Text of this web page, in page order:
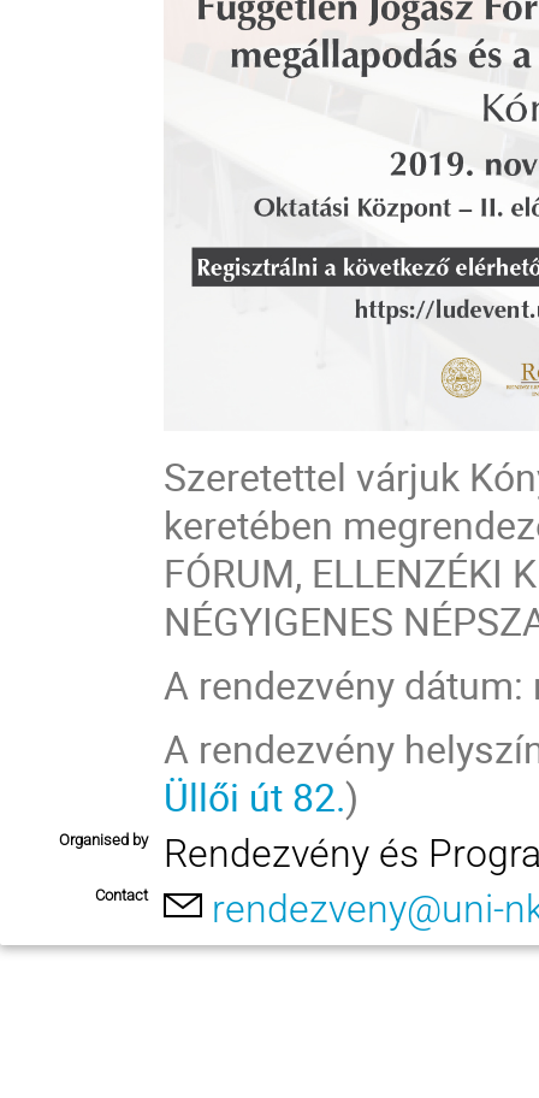
Szeretettel várjuk
keretében
FÓRUM, ELLENZÉKI
NÉGYIGENES
A rendezvény
A rendezvény
Üllői út 82.)
Organised by Rendezvény és
Contact rendezveny@uni-